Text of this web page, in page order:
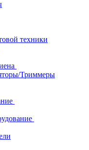
техники
Триммеры